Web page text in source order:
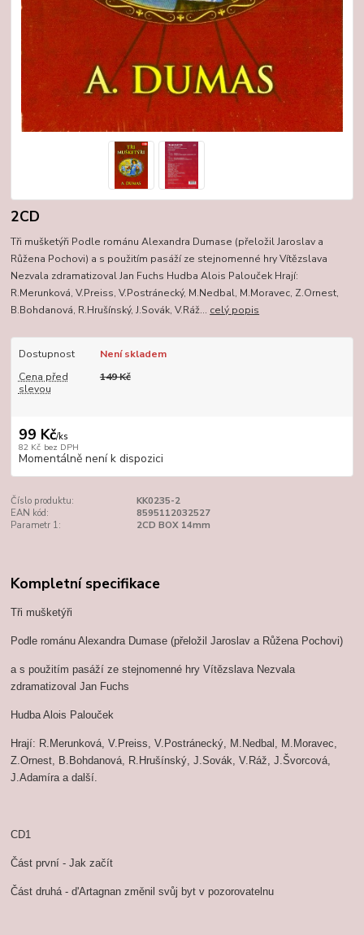
2CD
Tři mušketýři Podle románu Alexandra Dumase (přeložil Jaroslav a
Růžena Pochovi) a s použitím pasáží ze stejnomenné hry Vítězslava
Nezvala zdramatizoval Jan Fuchs Hudba Alois Palouček Hrají:
R.Merunková, V.Preiss, V.Postránecký, M.Nedbal, M.Moravec, Z.Ornest,
B.Bohdanová, R.Hrušínský, J.Sovák, V.Ráž... celý popis
Dostupnost
Není skladem
Cena před
slevou
149 Kč
99 Kč/ks
82 Kč bez DPH
Momentálně není k dispozici
Číslo produktu:
KK0235-2
EAN kód:
8595112032527
Parametr 1:
2CD BOX 14mm
Kompletní specifikace
Tři mušketýři
Podle románu Alexandra Dumase (přeložil Jaroslav a Růžena Pochovi)
a s použitím pasáží ze stejnomenné hry Vítězslava Nezvala
zdramatizoval Jan Fuchs
Hudba Alois Palouček
Hrají: R.Merunková, V.Preiss, V.Postránecký, M.Nedbal, M.Moravec,
Z.Ornest, B.Bohdanová, R.Hrušínský, J.Sovák, V.Ráž, J.Švorcová,
J.Adamíra a další.
CD1
Část první - Jak začít
Část druhá - d'Artagnan změnil svůj byt v pozorovatelnu